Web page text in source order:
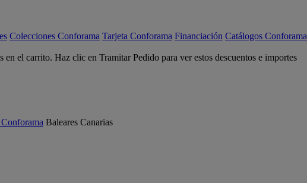
Colecciones Conforama Tarjeta Conforama Financiación Catálogos Conforama
el carrito. Haz clic en Tramitar Pedido para ver estos descuentos e importes
Baleares Canarias